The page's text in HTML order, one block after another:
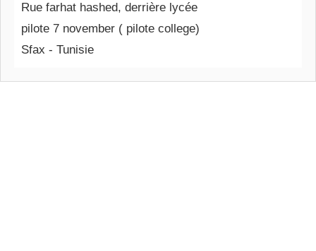
Rue farhat hashed, derrière lycée
pilote 7 november ( pilote college)
Sfax - Tunisie